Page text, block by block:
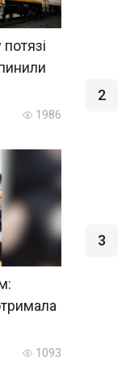
1986
1093
2
3